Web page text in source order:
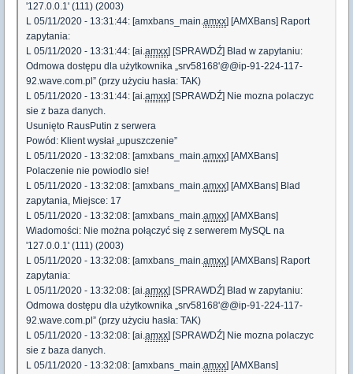
'127.0.0.1' (111) (2003)
L 05/11/2020 - 13:31:44: [amxbans_main.amxx] [AMXBans] Raport
zapytania:
L 05/11/2020 - 13:31:44: [ai.amxx] [SPRAWDŹ] Blad w zapytaniu:
Odmowa dostępu dla użytkownika „srv58168'@@ip-91-224-117-
92.wave.com.pl” (przy użyciu hasła: TAK)
L 05/11/2020 - 13:31:44: [ai.amxx] [SPRAWDŹ] Nie mozna polaczyc
sie z baza danych.
Usunięto RausPutin z serwera
Powód: Klient wysłał „upuszczenie”
L 05/11/2020 - 13:32:08: [amxbans_main.amxx] [AMXBans]
Polaczenie nie powiodlo sie!
L 05/11/2020 - 13:32:08: [amxbans_main.amxx] [AMXBans] Blad
zapytania, Miejsce: 17
L 05/11/2020 - 13:32:08: [amxbans_main.amxx] [AMXBans]
Wiadomości: Nie można połączyć się z serwerem MySQL na
'127.0.0.1' (111) (2003)
L 05/11/2020 - 13:32:08: [amxbans_main.amxx] [AMXBans] Raport
zapytania:
L 05/11/2020 - 13:32:08: [ai.amxx] [SPRAWDŹ] Blad w zapytaniu:
Odmowa dostępu dla użytkownika „srv58168'@@ip-91-224-117-
92.wave.com.pl” (przy użyciu hasła: TAK)
L 05/11/2020 - 13:32:08: [ai.amxx] [SPRAWDŹ] Nie mozna polaczyc
sie z baza danych.
L 05/11/2020 - 13:32:08: [amxbans_main.amxx] [AMXBans]